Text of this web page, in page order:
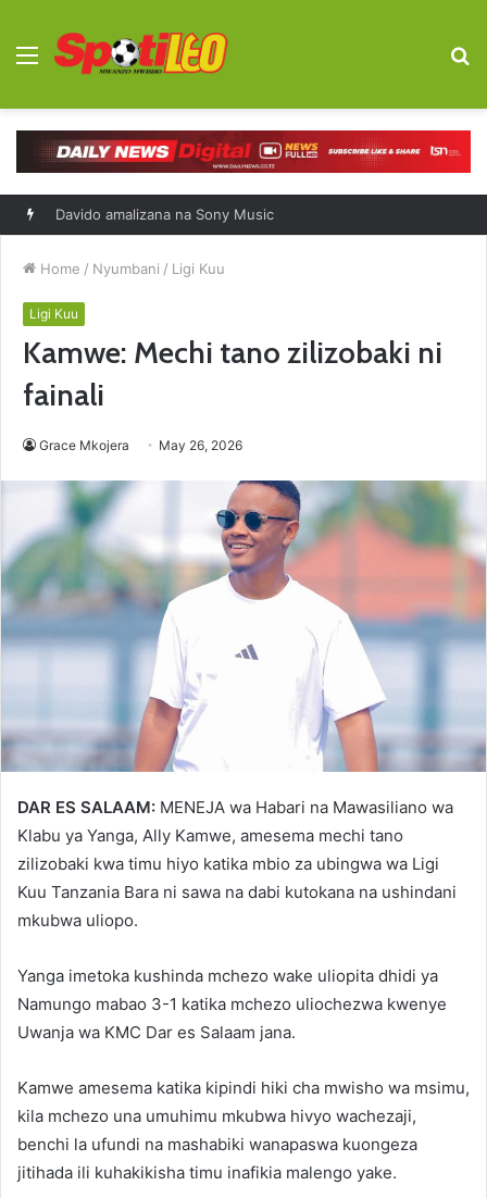
Menu
Davido amalizana na Sony Music
Home / Nyumbani / Ligi Kuu
Ligi Kuu
Kamwe: Mechi tano zilizobaki ni
fainali
Grace Mkojera May 26, 2026
DAR ES SALAAM: MENEJA wa Habari na Mawasiliano wa
Klabu ya Yanga, Ally Kamwe, amesema mechi tano
zilizobaki kwa timu hiyo katika mbio za ubingwa wa Ligi
Kuu Tanzania Bara ni sawa na dabi kutokana na ushindani
mkubwa uliopo.
Yanga imetoka kushinda mchezo wake uliopita dhidi ya
Namungo mabao 3-1 katika mchezo uliochezwa kwenye
Uwanja wa KMC Dar es Salaam jana.
Kamwe amesema katika kipindi hiki cha mwisho wa msimu,
kila mchezo una umuhimu mkubwa hivyo wachezaji,
benchi la ufundi na mashabiki wanapaswa kuongeza
jitihada ili kuhakikisha timu inafikia malengo yake.